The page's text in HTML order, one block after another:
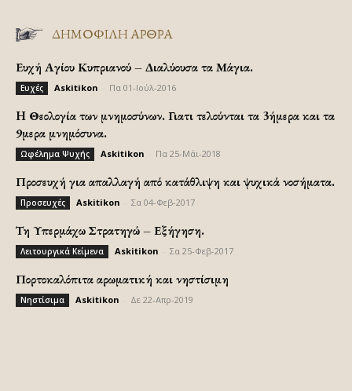
ΔΗΜΟΦΙΛΗ ΑΡΘΡΑ
Ευχή Αγίου Κυπριανού – Διαλύουσα τα Μάγια.
Ευχές Askitikon Πα 01-Ιούλ-2016
H Θεολογία των μνημοσύνων. Γιατι τελούνται τα 3ήμερα και τα
9μερα μνημόσυνα.
Ωφέλημα Ψυχής Askitikon Πα 25-Μάι-2018
Προσευχή για απαλλαγή από κατάθλιψη και ψυχικά νοσήματα.
Προσευχές Askitikon Σα 04-Φεβ-2017
Τη Υπερμάχω Στρατηγώ – Εξήγηση.
Λειτουργικά Κείμενα Askitikon Σα 25-Φεβ-2017
Πορτοκαλόπιτα αρωματική και νηστίσιμη
Νηστίσιμα Askitikon Δε 22-Απρ-2019